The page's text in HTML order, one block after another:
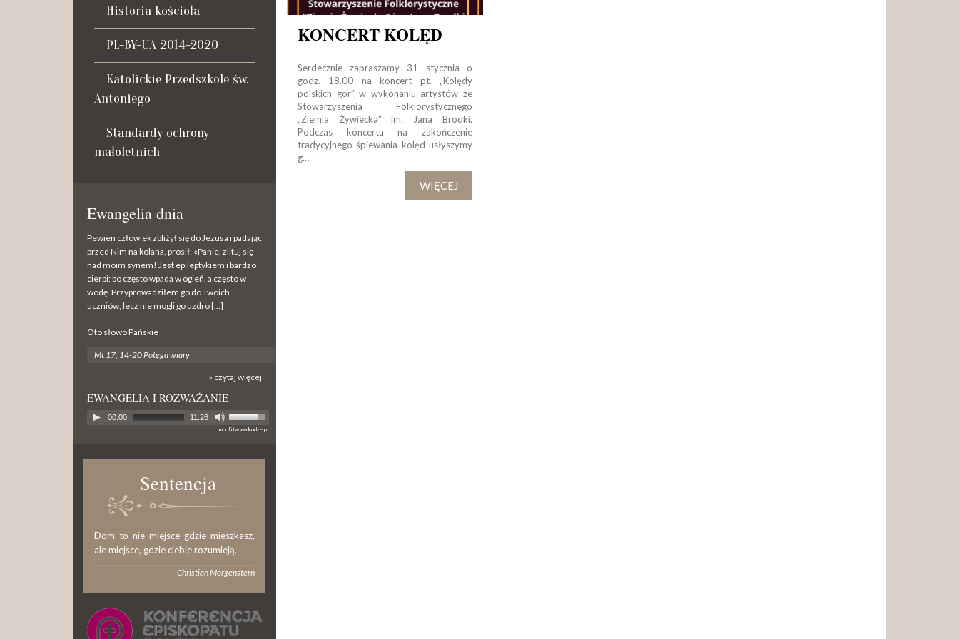
07-100 Węgrów
tel. (+48) 665 034 305
rkosk@op.pl; wegrow.klasztor@drohiczynska.pl
Numer konta:
59 9236 0008 0012 8645 2000 0010
Historia kościoła
PL-BY-UA 2014-2020
Katolickie Przedszkole św.
Antoniego
Standardy ochrony
małoletnich
Ewangelia dnia
Pewien człowiek zbliżył się do Jezusa i padając
przed Nim na kolana, prosił: «Panie, zlituj się
nad moim synem! Jest epileptykiem i bardzo
cierpi; bo często wpada w ogień, a często w
wodę. Przyprowadziłem go do Twoich
uczniów, lecz nie mogli go uzdro […]
Oto słowo Pańskie
Mt 17, 14-20 Potęga wiary
» czytaj więcej
EWANGELIA I ROZWAŻANIE
00:00 11:26
modlitwawdrodze.pl
Sentencja
Dom to nie miejsce gdzie mieszkasz,
ale miejsce, gdzie ciebie rozumieją.
Christian Morgenstern
KONCERT KOLĘD
Serdecznie zapraszamy 31 stycznia o
godz. 18.00 na koncert pt. „Kolędy
polskich gór” w wykonaniu artystów ze
Stowarzyszenia Folklorystycznego
„Ziemia Żywiecka” im. Jana Brodki.
Podczas koncertu na zakończenie
tradycyjnego śpiewania kolęd usłyszymy
g…
WIĘCEJ